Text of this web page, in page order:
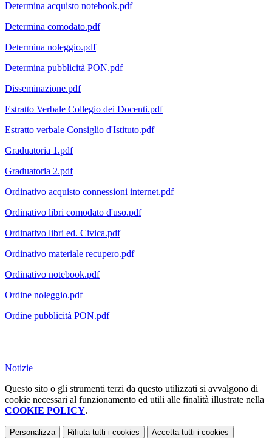
Determina acquisto notebook.pdf
Determina comodato.pdf
Determina noleggio.pdf
Determina pubblicità PON.pdf
Disseminazione.pdf
Estratto Verbale Collegio dei Docenti.pdf
Estratto verbale Consiglio d'Istituto.pdf
Graduatoria 1.pdf
Graduatoria 2.pdf
Ordinativo acquisto connessioni internet.pdf
Ordinativo libri comodato d'uso.pdf
Ordinativo libri ed. Civica.pdf
Ordinativo materiale recupero.pdf
Ordinativo notebook.pdf
Ordine noleggio.pdf
Ordine pubblicità PON.pdf
Notizie
Questo sito o gli strumenti terzi da questo utilizzati si avvalgono di
cookie necessari al funzionamento ed utili alle finalità illustrate nella
COOKIE POLICY.
Personalizza Rifiuta tutti i cookies Accetta tutti i cookies